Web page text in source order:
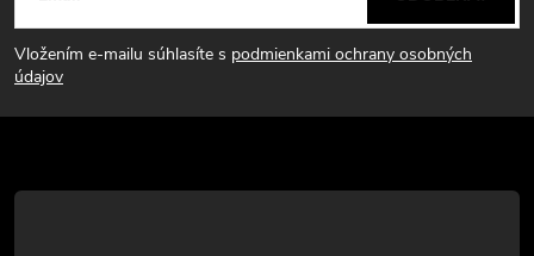
á
p
t
Vložením e-mailu súhlasíte s podmienkami ochrany osobných
údajov